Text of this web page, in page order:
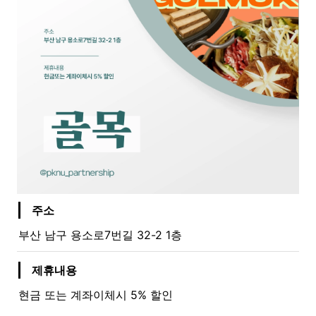
주소
부산 남구 용소로7번길 32-2 1층
제휴내용
현금 또는 계좌이체시 5% 할인